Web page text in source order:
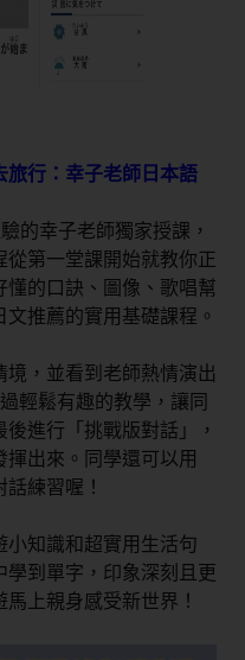
行：幸子老師日本語
的幸子老師獨家授課，
第一堂課開始就教你正
的口訣、圖像、歌唱幫
推薦的實用基礎課程。
，並看到老師熱情演出
輕鬆有趣的教學，讓同
進行「挑戰版對話」，
出來。同學還可以用
練習喔！
小知識和超實用生活句
到單字，印象深刻且更
上親身感受新世界！